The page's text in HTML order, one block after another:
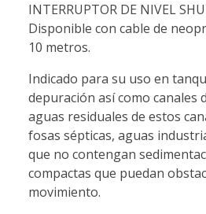
INTERRUPTOR DE NIVEL
Disponible con cable de
10 metros.
Indicado para su uso en
depuración así como canales
aguas residuales de estos
fosas sépticas, aguas
que no contengan
compactas que puedan
movimiento.